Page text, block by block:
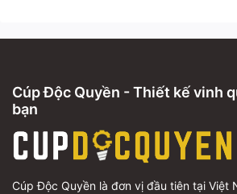
Cúp Độc Quyền - Thiết kế vinh
bạn
Cúp Độc Quyền là đơn vị đầu tiên tại Việt